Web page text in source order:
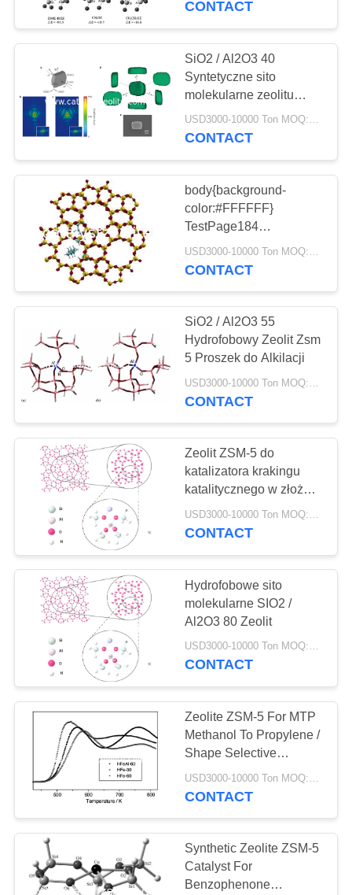
Środki do usuwania
arsenu
16
Dechlorination
Agent
Katalizator obróbki
wodorem
Odtleniacz
Katalizator
odwodornienia
10
CONTACT
SiO2 / Al2O3 40
Syntetyczne sito
molekularne zeolitu
ZSM-5 do destylacji
etanolu
USD3000-10000 Ton MOQ:1 KG
CONTACT
body{background-
color:#FFFFFF}
TestPage184
window.onload =
function () {
}
CONTACT
SiO2 / Al2O3 55
Hydrofobowy Zeolit ​​Zsm
5 Proszek do Alkilacji
USD3000-10000 Ton MOQ:1 KG
CONTACT
Zeolit ​​ZSM-5 do
katalizatora krakingu
katalitycznego w złożu
stałym
USD3000-10000 Ton MOQ:1 KG
CONTACT
Hydrofobowe sito
molekularne SIO2 /
Al2O3 80 Zeolit
USD3000-10000 Ton MOQ:1 KG
CONTACT
Zeolite ZSM-5 For MTP
Methanol To Propylene /
Shape Selective
Catalysis
CONTACT
Synthetic Zeolite ZSM-5
Catalyst For
Benzophenone